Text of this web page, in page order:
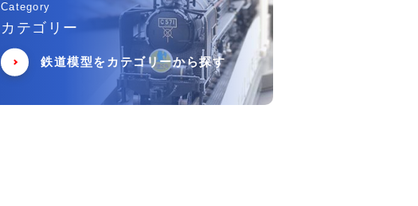
Category
カテゴリー
鉄道模型をカテゴリーから探す